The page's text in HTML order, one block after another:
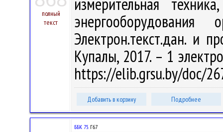
полный
текст
Электрон.текст.дан. и
Купалы, 2017. – 1
https://elib.grsu.by/doc/
Добавить в корзину Подробнее
ББК 75.Г67